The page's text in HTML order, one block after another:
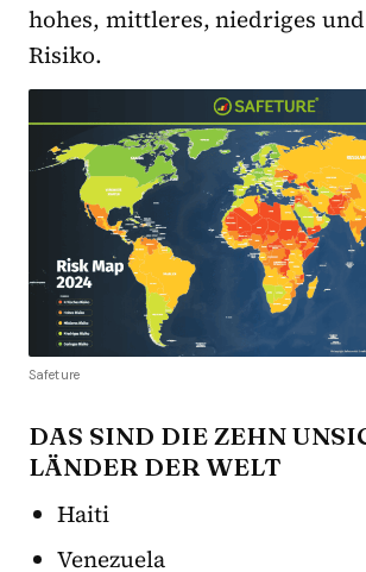
hohes, mittleres, niedriges
Risiko.
Safeture
DAS SIND DIE ZEHN
LÄNDER DER WELT
Haiti
Venezuela